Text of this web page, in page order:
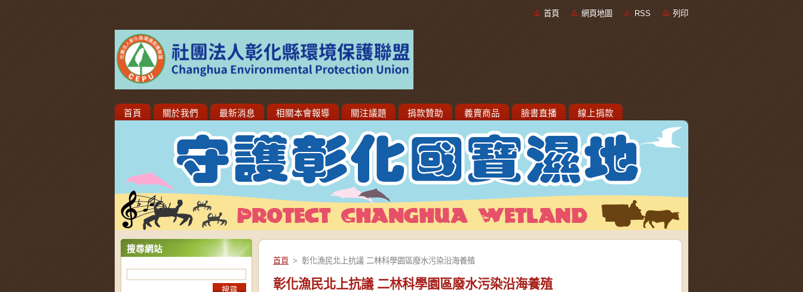
首頁 網頁地圖 RSS 列印
首頁 關於我們 最新消息 相關本會報導 關注議題 捐款贊助 義賣商品 臉書直播 線上捐款
搜尋網站
首頁 > 彰化漁民北上抗議 二林科學園區廢水污染沿海養殖
彰化漁民北上抗議 二林科學園區廢水污染沿海養殖